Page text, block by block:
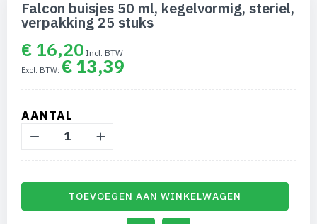
naar
begin
afbeeldingen-
gallerij
Falcon buisjes 50 ml, kegelvormig, steriel,
verpakking 25 stuks
€ 16,20
€ 13,39
AANTAL
TOEVOEGEN AAN WINKELWAGEN